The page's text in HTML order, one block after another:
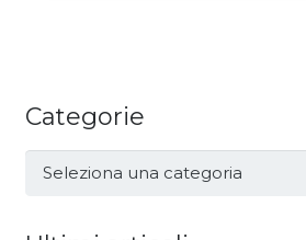
Categorie
Categorie